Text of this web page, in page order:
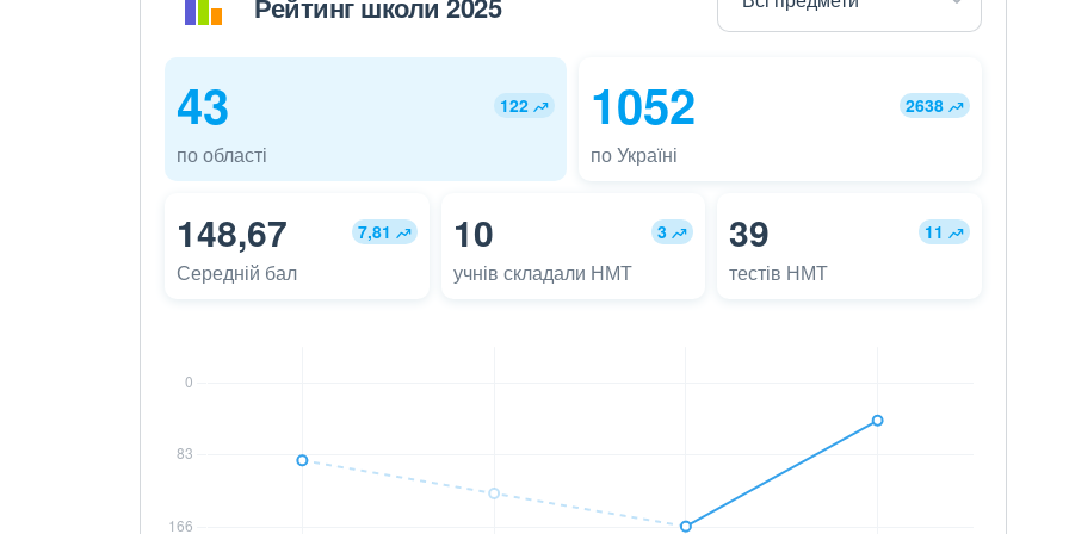
43 122
по області
1052 2638
по Україні
148,67 7,81
Середній бал
10 3
учнів складали НМТ
39 11
тестів НМТ